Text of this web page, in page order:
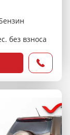
без взноса